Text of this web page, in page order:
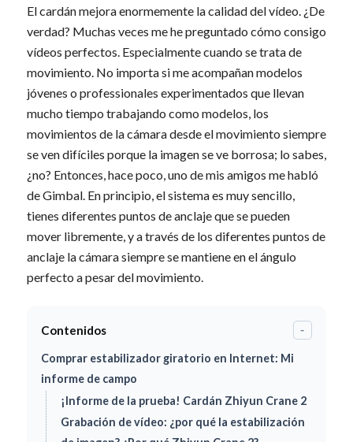
El cardán mejora enormemente la calidad del vídeo. ¿De
verdad? Muchas veces me he preguntado cómo consigo
vídeos perfectos. Especialmente cuando se trata de
movimiento. No importa si me acompañan modelos
jóvenes o professionales experimentados que llevan
mucho tiempo trabajando como modelos, los
movimientos de la cámara desde el movimiento siempre
se ven difíciles porque la imagen se ve borrosa; lo sabes,
¿no? Entonces, hace poco, uno de mis amigos me habló
de Gimbal. En principio, el sistema es muy sencillo,
tienes diferentes puntos de anclaje que se pueden
mover libremente, y a través de los diferentes puntos de
anclaje la cámara siempre se mantiene en el ángulo
perfecto a pesar del movimiento.
Contenidos -
Comprar estabilizador giratorio en Internet: Mi
informe de campo
¡Informe de la prueba! Cardán Zhiyun Crane 2
Grabación de vídeo: ¿por qué la estabilización